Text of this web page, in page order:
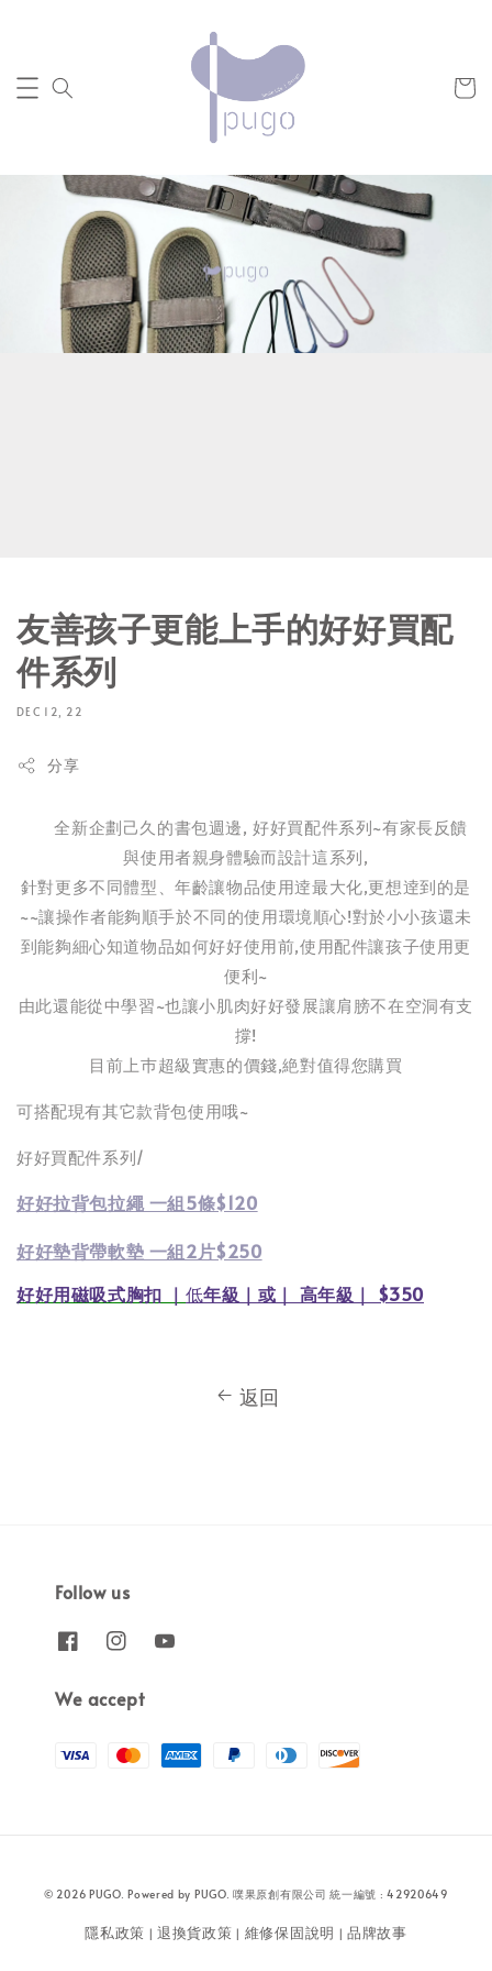
友善孩子更能上手的好好買配
件系列
DEC 12, 22
分享
全新企劃己久的書包週邊, 好好買配件系列~有家長反饋
與使用者親身體驗而設計這系列,
針對更多不同體型、年齡讓物品使用逹最大化,更想逹到的是
~~讓操作者能夠順手於不同的使用環境順心!對於小小孩還未
到能夠細心知道物品如何好好使用前,使用配件讓孩子使用更
便利~
由此還能從中學習~也讓小肌肉好好發展讓肩膀不在空洞有支
撐!
目前上巿超級實惠的價錢,絶對值得您購買
可搭配現有其它款背包使用哦~
好好買配件系列/
好好拉背包拉繩 一組5條$120
好好墊背帶軟墊 一組2片$250
好好用磁吸式胸扣 ｜低年級｜或｜ 高年級｜ $350
返回
Follow us
We accept
© 2026 PUGO. Powered by PUGO. 噗果原創有限公司 統一編號 : 42920649
隱私政策 |退換貨政策 | 維修保固說明 |品牌故事